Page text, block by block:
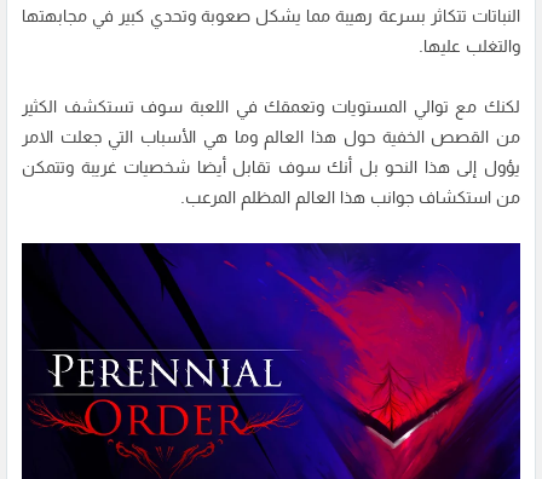
النباتات تتكاثر بسرعة رهيبة مما يشكل صعوبة وتحدي كبير في مجابهتها
والتغلب عليها.
لكنك مع توالي المستويات وتعمقك في اللعبة سوف تستكشف الكثير
من القصص الخفية حول هذا العالم وما هي الأسباب التي جعلت الامر
يؤول إلى هذا النحو بل أنك سوف تقابل أيضا شخصيات غريبة وتتمكن
من استكشاف جوانب هذا العالم المظلم المرعب.